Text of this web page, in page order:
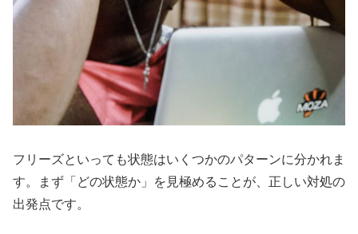
フリーズといっても状態はいくつかのパターンに分かれま
す。まず「どの状態か」を見極めることが、正しい対処の
出発点です。